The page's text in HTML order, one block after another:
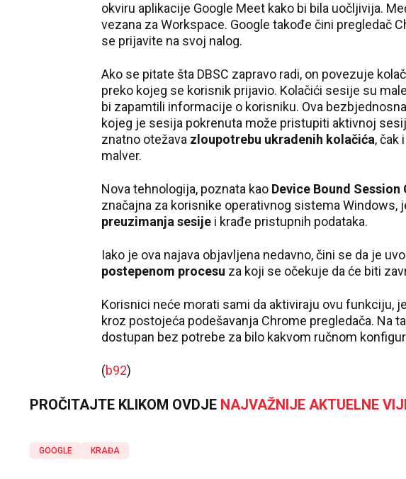
okviru aplikacije Google Meet kako bi bila uočljivija.
vezana za Workspace. Google takođe čini pregledač
se prijavite na svoj nalog.
Ako se pitate šta DBSC zapravo radi, on povezuje
preko kojeg se korisnik prijavio. Kolačići sesije su
bi zapamtili informacije o korisniku. Ova
kojeg je sesija pokrenuta može pristupiti aktivnoj
znatno otežava zloupotrebu ukradenih kolačića, čak
malver.
Nova tehnologija, poznata kao Device Bound Session
značajna za korisnike operativnog sistema Windows,
preuzimanja sesije i krađe pristupnih podataka.
Iako je ova najava objavljena nedavno, čini se da je
postepenom procesu za koji se očekuje da će biti
Korisnici neće morati sami da aktiviraju ovu funkciju,
kroz postojeća podešavanja Chrome pregledača. Na
dostupan bez potrebe za bilo kakvom ručnom
(b92)
PROČITAJTE KLIKOM OVDJE NAJVAŽNIJE AKTUELNE
GOOGLE KRAĐA